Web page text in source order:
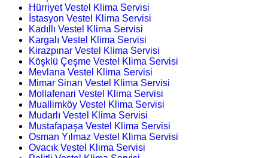
Hürriyet Vestel Klima Servisi
İstasyon Vestel Klima Servisi
Kadıllı Vestel Klima Servisi
Kargalı Vestel Klima Servisi
Kirazpınar Vestel Klima Servisi
Köşklü Çeşme Vestel Klima Servisi
Mevlana Vestel Klima Servisi
Mimar Sinan Vestel Klima Servisi
Mollafenari Vestel Klima Servisi
Muallimköy Vestel Klima Servisi
Mudarlı Vestel Klima Servisi
Mustafapaşa Vestel Klima Servisi
Osman Yılmaz Vestel Klima Servisi
Ovacık Vestel Klima Servisi